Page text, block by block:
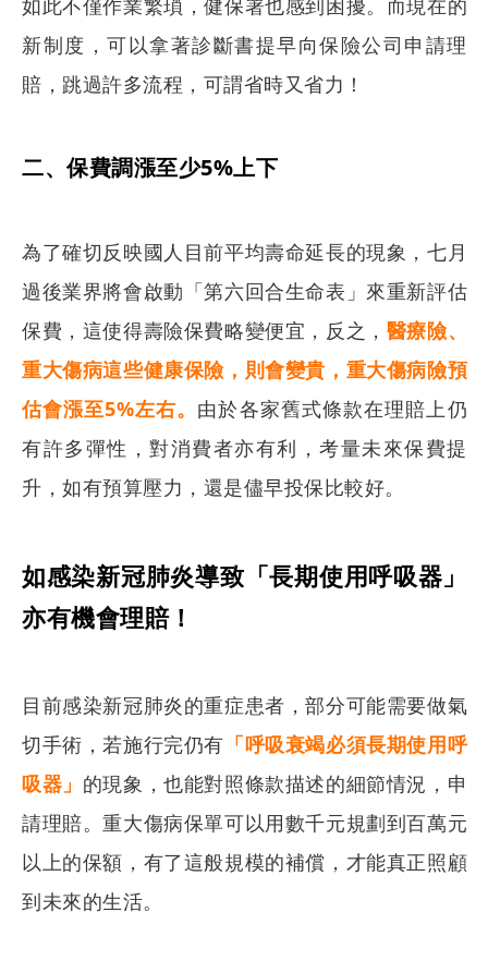
如此不僅作業繁瑣，健保署也感到困擾。而現在的
新制度，可以拿著診斷書提早向保險公司申請理
賠，跳過許多流程，可謂省時又省力！
二、保費調漲至少5%上下
為了確切反映國人目前平均壽命延長的現象，七月
過後業界將會啟動「第六回合生命表」來重新評估
保費，這使得壽險保費略變便宜，反之， 醫療險、
重大傷病這些健康保險，則會變貴，重大傷病險預
估會漲至5%左右。 由於各家舊式條款在理賠上仍
有許多彈性，對消費者亦有利，考量未來保費提
升，如有預算壓力，還是儘早投保比較好。
如感染新冠肺炎導致「長期使用呼吸器」
亦有機會理賠！
目前感染新冠肺炎的重症患者，部分可能需要做氣
切手術，若施行完仍有 「呼吸衰竭必須長期使用呼
吸器」 的現象，也能對照條款描述的細節情況，申
請理賠。重大傷病保單可以用數千元規劃到百萬元
以上的保額，有了這般規模的補償，才能真正照顧
到未來的生活。